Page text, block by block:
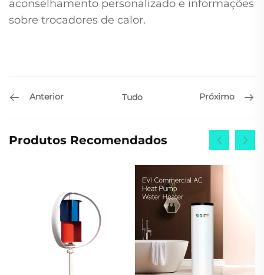
aconselhamento personalizado e informações
sobre trocadores de calor.
Anterior Tudo Próximo
Produtos Recomendados